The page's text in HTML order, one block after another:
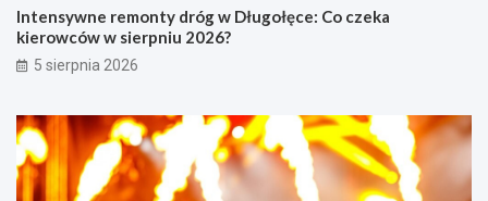
Intensywne remonty dróg w Długołęce: Co czeka
kierowców w sierpniu 2026?
5 sierpnia 2026